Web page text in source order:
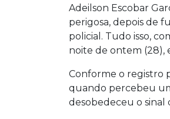
Adeilson Escobar
perigosa, depois de
policial. Tudo isso,
noite de ontem (28),
Conforme o registro
quando percebeu
desobedeceu o